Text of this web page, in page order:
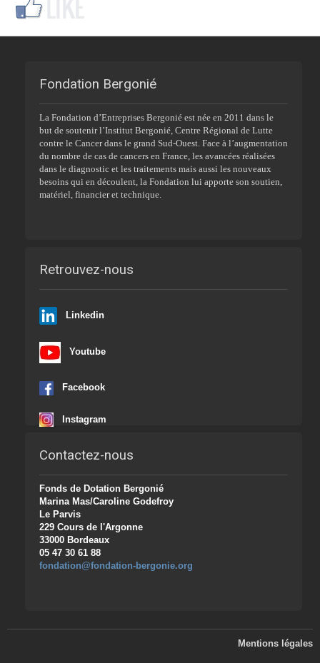
Fondation Bergonié
La Fondation d’Entreprises Bergonié est née en 2011 dans le
but de soutenir l’Institut Bergonié, Centre Régional de Lutte
contre le Cancer dans le grand Sud-Ouest. Face à l’augmentation
du nombre de cas de cancers en France, les avancées réalisées
dans le diagnostic et les traitements mais aussi les nouveaux
besoins qui en découlent, la Fondation lui apporte son soutien,
matériel, financier et technique.
Retrouvez-nous
Linkedin
Youtube
Facebook
Instagram
Contactez-nous
Fonds de Dotation Bergonié
Marina Mas/Caroline Godefroy
Le Parvis
229 Cours de l'Argonne
33000 Bordeaux
05 47 30 61 88
fondation@fondation-bergonie.org
Mentions légales